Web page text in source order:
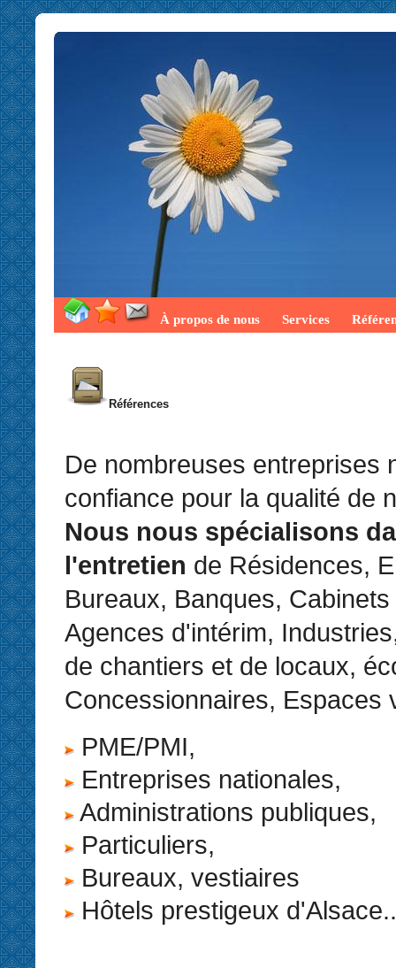
À propos de nous Services
Références
De nombreuses entreprises
confiance pour la qualité de
Nous nous spécialisons
l'entretien de Résidences,
Bureaux, Banques,
Agences d'intérim,
de chantiers et de locaux,
Concessionnaires, Espaces
PME/PMI,
Entreprises nationales,
Administrations publiques,
Particuliers,
Bureaux, vestiaires
Hôtels prestigeux